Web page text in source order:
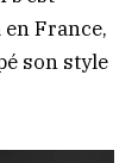
France,
son style